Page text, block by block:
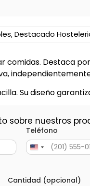
,Destacado
Destaca
Su diseño
sobre nuestros
Teléfono
Cantidad (opcional)